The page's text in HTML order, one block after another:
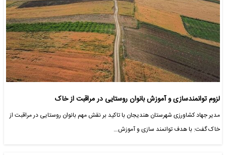
لزوم توانمندسازی و آموزش بانوان روستایی در مراقبت از خاک
مدیر جهاد کشاورزی شهرستان هندیجان با تاکید بر نقش مهم بانوان روستایی در مراقبت از
خاک گفت: با هدف توانمند سازی و آموزش…